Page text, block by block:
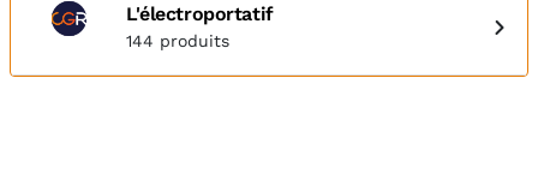
L'électroportatif
144 produits